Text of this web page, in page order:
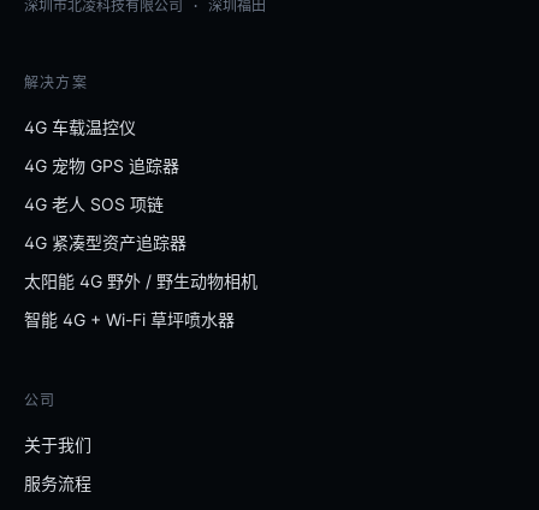
深圳市北凌科技有限公司 · 深圳福田
解决方案
4G 车载温控仪
4G 宠物 GPS 追踪器
4G 老人 SOS 项链
4G 紧凑型资产追踪器
太阳能 4G 野外 / 野生动物相机
智能 4G + Wi-Fi 草坪喷水器
公司
关于我们
服务流程